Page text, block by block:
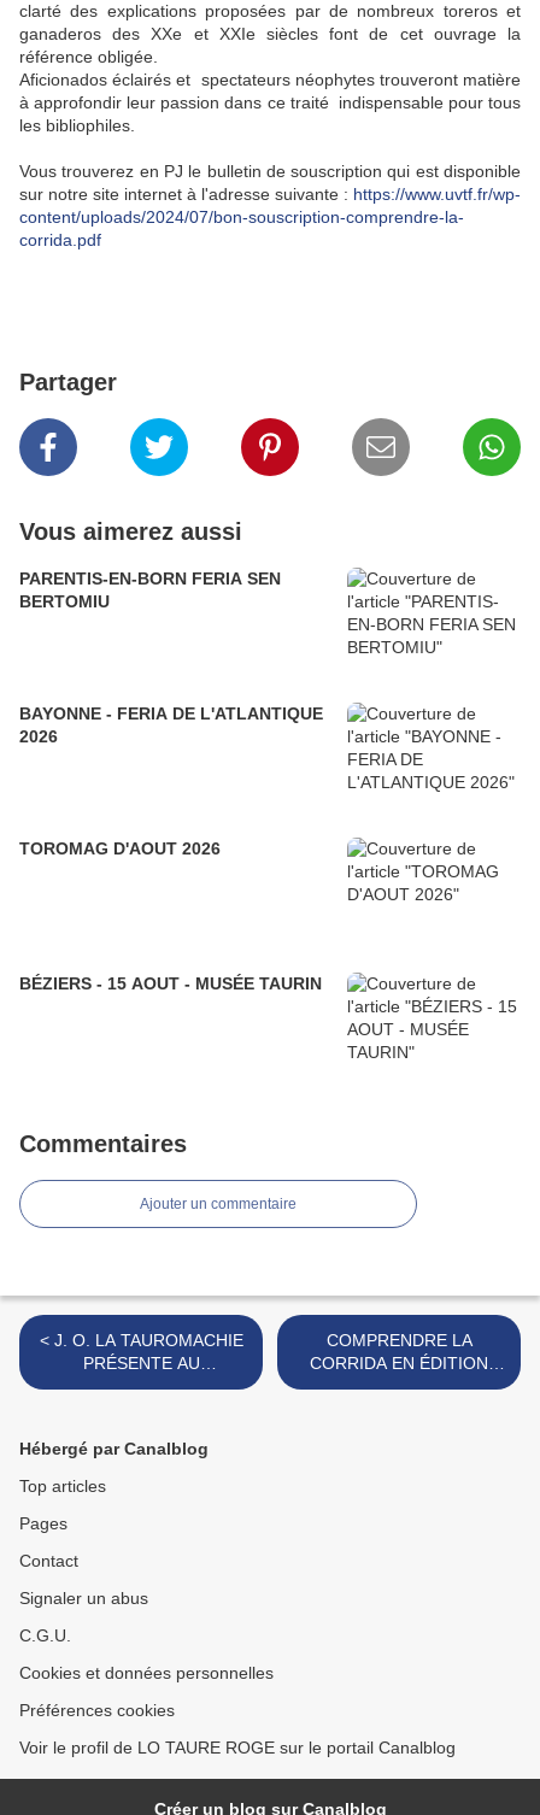
clarté des explications proposées par de nombreux toreros et
ganaderos des XXe et XXIe siècles font de cet ouvrage la
référence obligée.
Aficionados éclairés et spectateurs néophytes trouveront matière
à approfondir leur passion dans ce traité indispensable pour tous
les bibliophiles.
Vous trouverez en PJ le bulletin de souscription qui est disponible
sur notre site internet à l'adresse suivante : https://www.uvtf.fr/wp-
content/uploads/2024/07/bon-souscription-comprendre-la-
corrida.pdf
Partager
Vous aimerez aussi
PARENTIS-EN-BORN FERIA SEN
BERTOMIU
BAYONNE - FERIA DE L'ATLANTIQUE
2026
TOROMAG D'AOUT 2026
BÉZIERS - 15 AOUT - MUSÉE TAURIN
Commentaires
Ajouter un commentaire
< J. O. LA TAUROMACHIE
PRÉSENTE AU
TROCADERO
COMPRENDRE LA
CORRIDA EN ÉDITION
COLLECTOR ! >
Hébergé par Canalblog
Top articles
Pages
Contact
Signaler un abus
C.G.U.
Cookies et données personnelles
Préférences cookies
Voir le profil de LO TAURE ROGE sur le portail Canalblog
Créer un blog sur Canalblog